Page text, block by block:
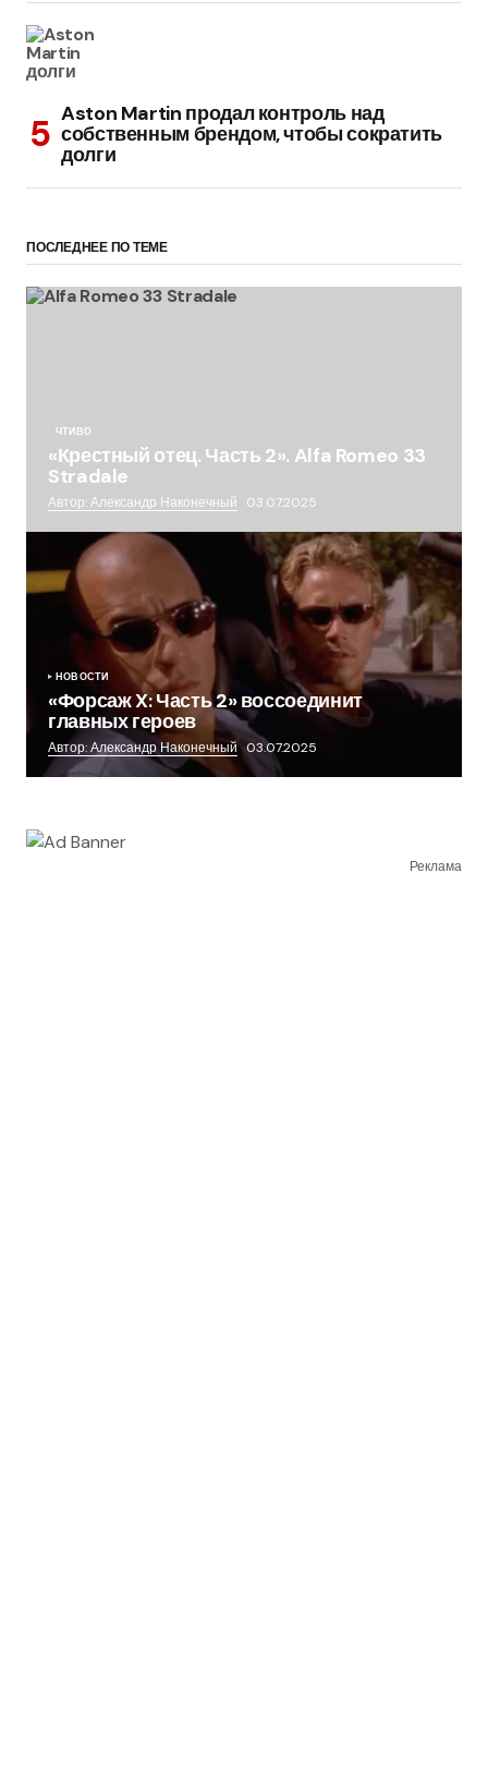
Aston Martin продал контроль над
собственным брендом, чтобы сократить
долги
ПОСЛЕДНЕЕ ПО ТЕМЕ
ЧТИВО
«Крестный отец. Часть 2». Alfa Romeo 33
Stradale
Автор: Александр Наконечный 03.07.2025
НОВОСТИ
«Форсаж X: Часть 2» воссоединит
главных героев
Автор: Александр Наконечный 03.07.2025
Реклама